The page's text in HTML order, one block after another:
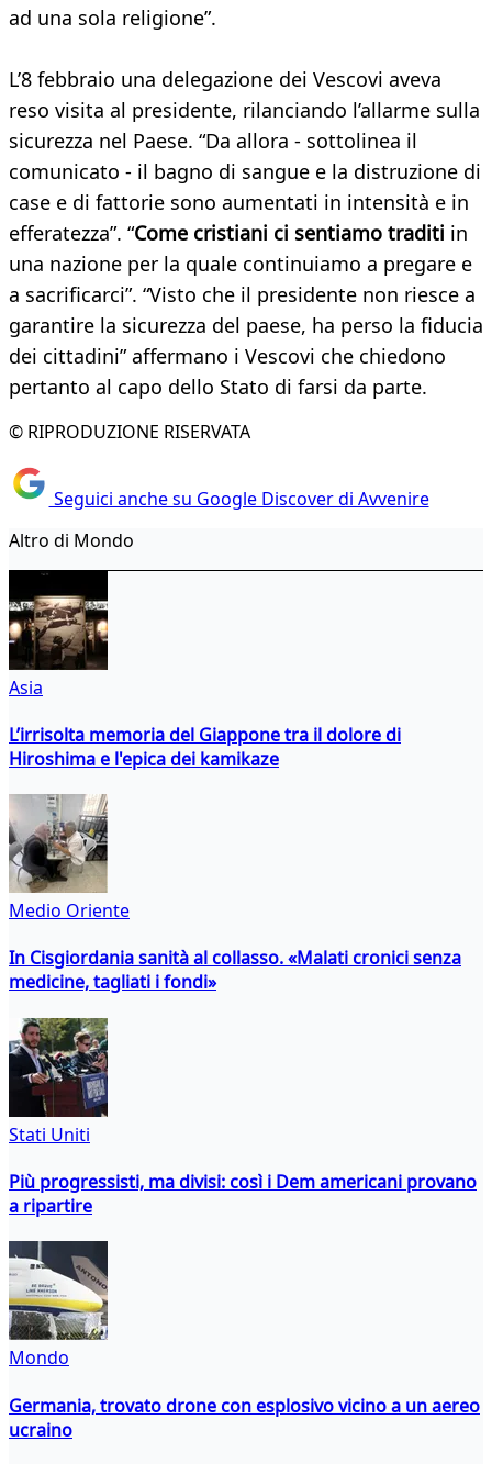
ad una sola religione”.
L’8 febbraio una delegazione dei Vescovi aveva
reso visita al presidente, rilanciando l’allarme sulla
sicurezza nel Paese. “Da allora - sottolinea il
comunicato - il bagno di sangue e la distruzione di
case e di fattorie sono aumentati in intensità e in
efferatezza”. “Come cristiani ci sentiamo traditi in
una nazione per la quale continuiamo a pregare e
a sacrificarci”. “Visto che il presidente non riesce a
garantire la sicurezza del paese, ha perso la fiducia
dei cittadini” affermano i Vescovi che chiedono
pertanto al capo dello Stato di farsi da parte.
© RIPRODUZIONE RISERVATA
Seguici anche su Google Discover di Avvenire
Altro di Mondo
Asia
L’irrisolta memoria del Giappone tra il dolore di
Hiroshima e l'epica dei kamikaze
Medio Oriente
In Cisgiordania sanità al collasso. «Malati cronici senza
medicine, tagliati i fondi»
Stati Uniti
Più progressisti, ma divisi: così i Dem americani provano
a ripartire
Mondo
Germania, trovato drone con esplosivo vicino a un aereo
ucraino